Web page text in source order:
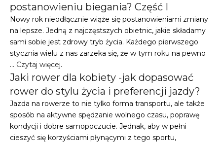
postanowieniu biegania? Część I
Nowy rok nieodłącznie wiąże się postanowieniami zmiany
na lepsze. Jedną z najczęstszych obietnic, jakie składamy
sami sobie jest zdrowy tryb życia. Każdego pierwszego
stycznia wielu z nas zarzeka się, że w tym roku na pewno
… Czytaj więcej.
Jaki rower dla kobiety -jak dopasować
rower do stylu życia i preferencji jazdy?
Jazda na rowerze to nie tylko forma transportu, ale także
sposób na aktywne spędzanie wolnego czasu, poprawę
kondycji i dobre samopoczucie. Jednak, aby w pełni
cieszyć się korzyściami płynącymi z tego sportu,